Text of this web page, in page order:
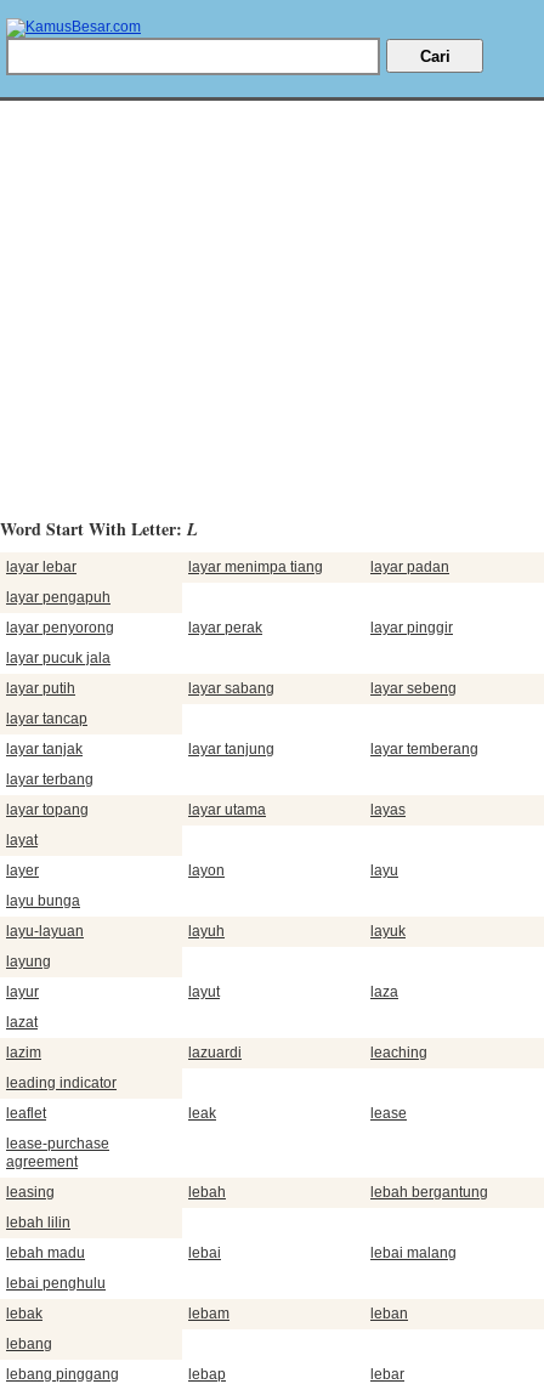
Word Start With Letter:L
layar lebar layar menimpa tiang
layar padan
layar pengapuh
layar penyorong
layar perak
layar pinggir
layar pucuk jala
layar putih
layar sabang
layar sebeng
layar tancap
layar tanjak
layar tanjung
layar temberang
layar terbang
layar topang
layar utama
layas
layat
layer
layon
layu
layu bunga
layu-layuan
layuh
layuk
layung
layur
layut
laza
lazat
lazim
lazuardi
leaching
leading indicator
leaflet
leak
lease
lease-purchase
agreement
leasing
lebah
lebah bergantung
lebah lilin
lebah madu
lebai
lebai malang
lebai penghulu
lebak
lebam
leban
lebang
lebang pinggang
lebap
lebar